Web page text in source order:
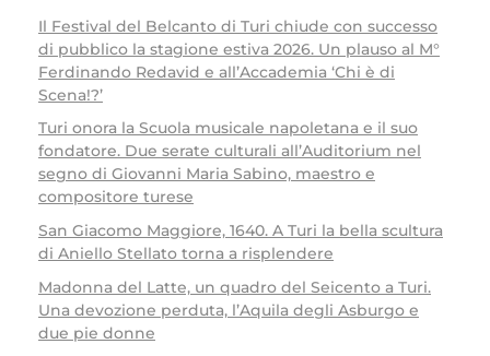
Il Festival del Belcanto di Turi chiude con successo
di pubblico la stagione estiva 2026. Un plauso al M°
Ferdinando Redavid e all’Accademia ‘Chi è di
Scena!?’
Turi onora la Scuola musicale napoletana e il suo
fondatore. Due serate culturali all’Auditorium nel
segno di Giovanni Maria Sabino, maestro e
compositore turese
San Giacomo Maggiore, 1640. A Turi la bella scultura
di Aniello Stellato torna a risplendere
Madonna del Latte, un quadro del Seicento a Turi.
Una devozione perduta, l’Aquila degli Asburgo e
due pie donne